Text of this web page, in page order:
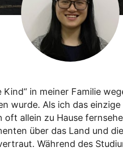
Yangtze Kreuzfahrt
in meiner Familie
wurde. Als ich das
allein zu Hause
über das Land und
Während des